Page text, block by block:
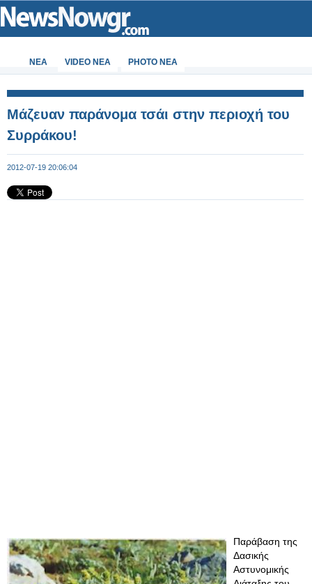
ΝΕΑ VIDEO NEA PHOTO NEA
Μάζευαν παράνομα τσάι στην περιοχή του
Συρράκου!
2012-07-19 20:06:04
Παράβαση της
Δασικής
Αστυνομικής